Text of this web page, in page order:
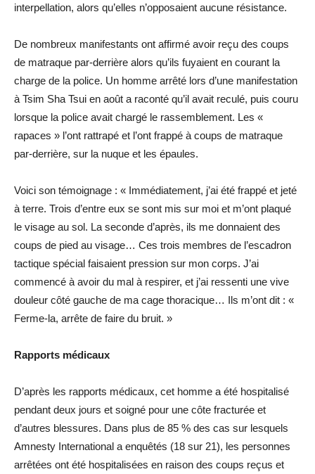
interpellation, alors qu’elles n’opposaient aucune résistance.
De nombreux manifestants ont affirmé avoir reçu des coups
de matraque par-derrière alors qu’ils fuyaient en courant la
charge de la police. Un homme arrêté lors d’une manifestation
à Tsim Sha Tsui en août a raconté qu’il avait reculé, puis couru
lorsque la police avait chargé le rassemblement. Les «
rapaces » l’ont rattrapé et l’ont frappé à coups de matraque
par-derrière, sur la nuque et les épaules.
Voici son témoignage : « Immédiatement, j’ai été frappé et jeté
à terre. Trois d’entre eux se sont mis sur moi et m’ont plaqué
le visage au sol. La seconde d’après, ils me donnaient des
coups de pied au visage… Ces trois membres de l’escadron
tactique spécial faisaient pression sur mon corps. J’ai
commencé à avoir du mal à respirer, et j’ai ressenti une vive
douleur côté gauche de ma cage thoracique… Ils m’ont dit : «
Ferme-la, arrête de faire du bruit. »
Rapports médicaux
D’après les rapports médicaux, cet homme a été hospitalisé
pendant deux jours et soigné pour une côte fracturée et
d’autres blessures. Dans plus de 85 % des cas sur lesquels
Amnesty International a enquêtés (18 sur 21), les personnes
arrêtées ont été hospitalisées en raison des coups reçus et